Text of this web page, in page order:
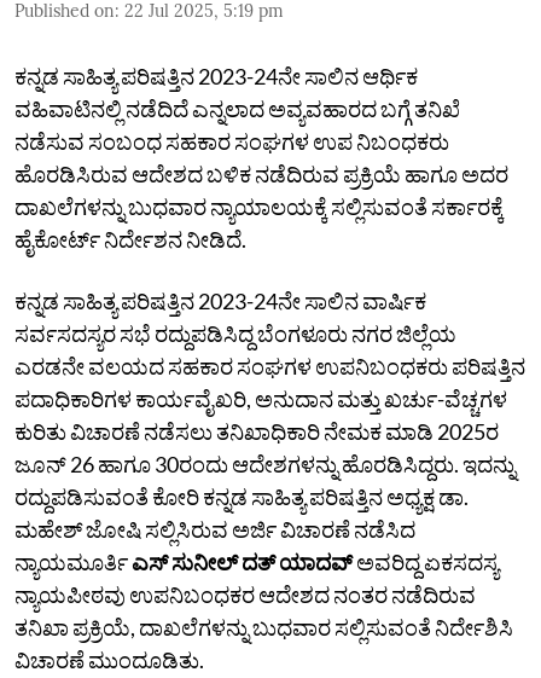
Published on: 22 Jul 2025, 5:19 pm
ಕನ್ನಡ ಸಾಹಿತ್ಯ ಪರಿಷತ್ತಿನ 2023-24ನೇ ಸಾಲಿನ ಆರ್ಥಿಕ
ವಹಿವಾಟಿನಲ್ಲಿ ನಡೆದಿದೆ ಎನ್ನಲಾದ ಅವ್ಯವಹಾರದ ಬಗ್ಗೆ ತನಿಖೆ
ನಡೆಸುವ ಸಂಬಂಧ ಸಹಕಾರ ಸಂಘಗಳ ಉಪ ನಿಬಂಧಕರು
ಹೊರಡಿಸಿರುವ ಆದೇಶದ ಬಳಿಕ ನಡೆದಿರುವ ಪ್ರಕ್ರಿಯೆ ಹಾಗೂ ಅದರ
ದಾಖಲೆಗಳನ್ನು ಬುಧವಾರ ನ್ಯಾಯಾಲಯಕ್ಕೆ ಸಲ್ಲಿಸುವಂತೆ ಸರ್ಕಾರಕ್ಕೆ
ಹೈಕೋರ್ಟ್ ನಿರ್ದೇಶನ ನೀಡಿದೆ.
ಕನ್ನಡ ಸಾಹಿತ್ಯ ಪರಿಷತ್ತಿನ 2023-24ನೇ ಸಾಲಿನ ವಾರ್ಷಿಕ
ಸರ್ವಸದಸ್ಯರ ಸಭೆ ರದ್ದುಪಡಿಸಿದ್ದ ಬೆಂಗಳೂರು ನಗರ ಜಿಲ್ಲೆಯ
ಎರಡನೇ ವಲಯದ ಸಹಕಾರ ಸಂಘಗಳ ಉಪನಿಬಂಧಕರು ಪರಿಷತ್ತಿನ
ಪದಾಧಿಕಾರಿಗಳ ಕಾರ್ಯವೈಖರಿ, ಅನುದಾನ ಮತ್ತು ಖರ್ಚು-ವೆಚ್ಚಗಳ
ಕುರಿತು ವಿಚಾರಣೆ ನಡೆಸಲು ತನಿಖಾಧಿಕಾರಿ ನೇಮಕ ಮಾಡಿ 2025ರ
ಜೂನ್ 26 ಹಾಗೂ 30ರಂದು ಆದೇಶಗಳನ್ನು ಹೊರಡಿಸಿದ್ದರು. ಇದನ್ನು
ರದ್ದುಪಡಿಸುವಂತೆ ಕೋರಿ ಕನ್ನಡ ಸಾಹಿತ್ಯ ಪರಿಷತ್ತಿನ ಅಧ್ಯಕ್ಷ ಡಾ.
ಮಹೇಶ್ ಜೋಷಿ ಸಲ್ಲಿಸಿರುವ ಅರ್ಜಿ ವಿಚಾರಣೆ ನಡೆಸಿದ
ನ್ಯಾಯಮೂರ್ತಿಎಸ್ ಸುನೀಲ್ ದತ್ ಯಾದವ್ಅವರಿದ್ದ ಏಕಸದಸ್ಯ
ನ್ಯಾಯಪೀಠವು ಉಪನಿಬಂಧಕರ ಆದೇಶದ ನಂತರ ನಡೆದಿರುವ
ತನಿಖಾ ಪ್ರಕ್ರಿಯೆ, ದಾಖಲೆಗಳನ್ನು ಬುಧವಾರ ಸಲ್ಲಿಸುವಂತೆ ನಿರ್ದೇಶಿಸಿ
ವಿಚಾರಣೆ ಮುಂದೂಡಿತು.